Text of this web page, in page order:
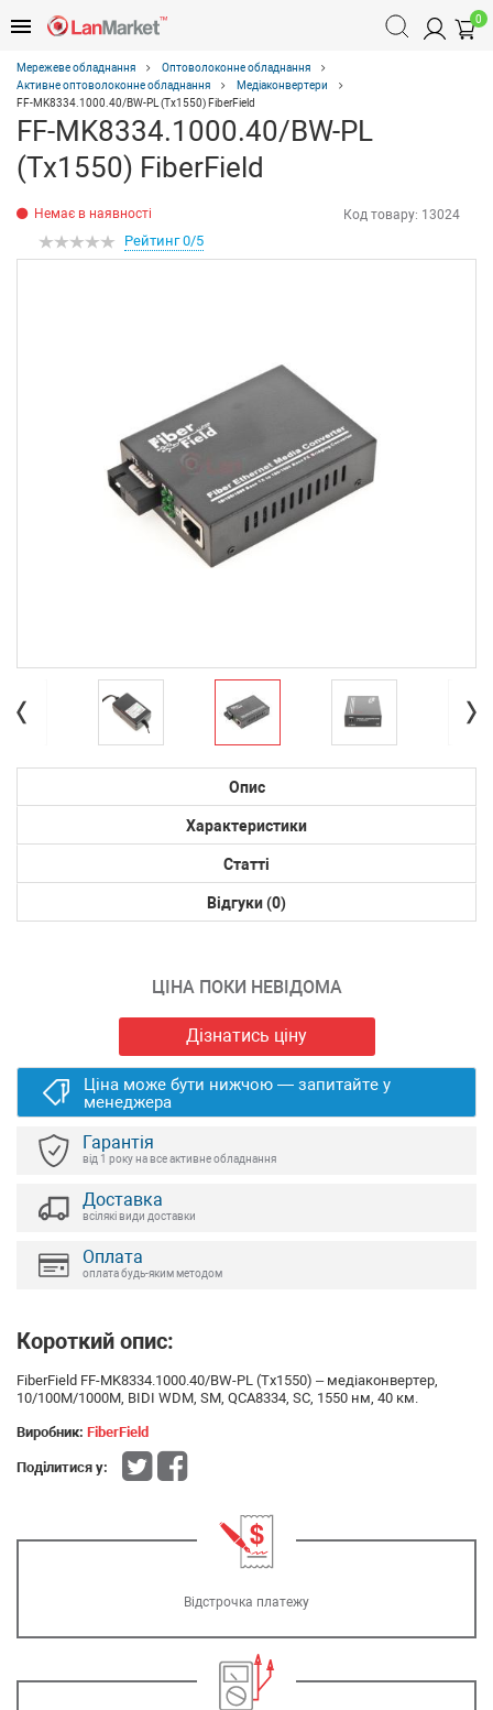
0
Мережеве обладнання
Оптоволоконне обладнання
Активне оптоволоконне обладнання
Медіаконвертери
FF-MK8334.1000.40/BW-PL (Tx1550) FiberField
FF-MK8334.1000.40/BW-PL
(Tx1550) FiberField
Немає в наявності Код товару: 13024
Рейтинг 0/5
Опис
Характеристики
Статті
Відгуки (0)
ЦІНА ПОКИ НЕВІДОМА
Дізнатись ціну
Ціна може бути нижчою — запитайте у
менеджера
Гарантія
від 1 року на все активне обладнання
Доставка
всілякі види доставки
Оплата
оплата будь-яким методом
Короткий опис:
FiberField FF-MK8334.1000.40/BW-PL (Tx1550) – медіаконвертер,
10/100M/1000M, BIDI WDM, SM, QCA8334, SC, 1550 нм, 40 км.
Виробник: FiberField
Поділитися у:
Відстрочка платежу